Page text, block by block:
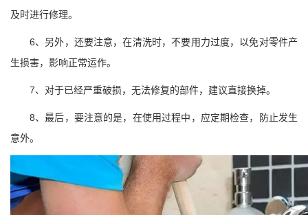
及时进行修理。
6、另外，还要注意，在清洗时，不要用力过度，以免对零件产
生损害，影响正常运作。
7、对于已经严重破损，无法修复的部件，建议直接换掉。
8、最后，要注意的是，在使用过程中，应定期检查，防止发生
意外。